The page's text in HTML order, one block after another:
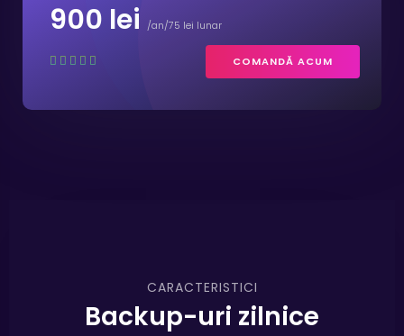
900 lei /an/75 lei lunar
COMANDĂ ACUM
CARACTERISTICI
Backup-uri zilnice